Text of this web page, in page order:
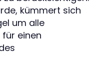
kümmert sich
um alle
einen